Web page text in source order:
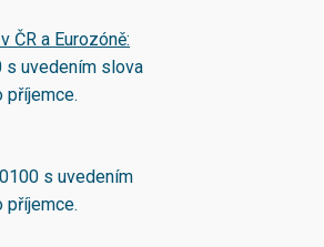
ČR a Eurozóně:
s uvedením slova
příjemce.
s uvedením
příjemce.